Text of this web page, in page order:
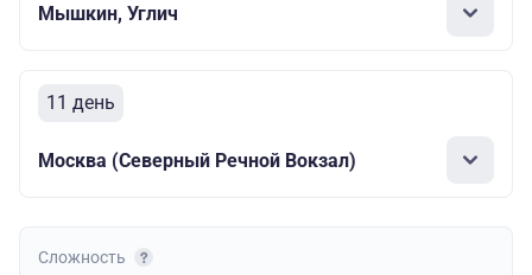
Мышкин, Углич
11 день
Москва (Северный Речной Вокзал)
Сложность